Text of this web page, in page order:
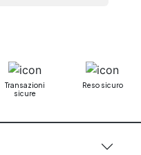
Transazioni
sicure
Reso sicuro